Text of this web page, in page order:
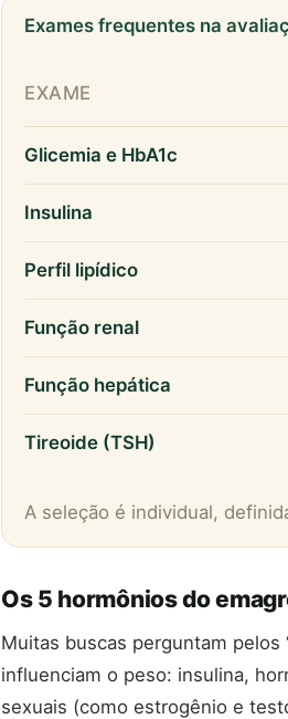
Exames frequentes na
EXAME
Glicemia e HbA1c
Insulina
Perfil lipídico
Função renal
Função hepática
Tireoide (TSH)
A seleção é individual,
Os 5 hormônios do
Muitas buscas perguntam pelos
influenciam o peso: insulina,
sexuais (como estrogênio e